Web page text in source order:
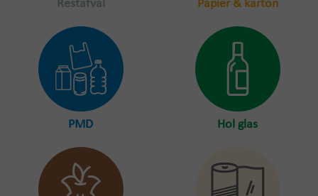
Restafval Papier & karton
PMD Hol glas